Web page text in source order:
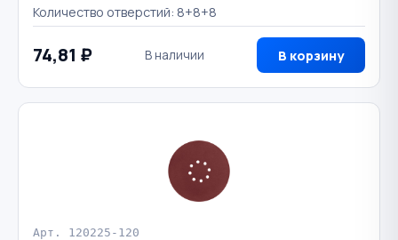
Количество отверстий: 8+8+8
74,81 ₽ В наличии В корзину
Арт. 120225-120